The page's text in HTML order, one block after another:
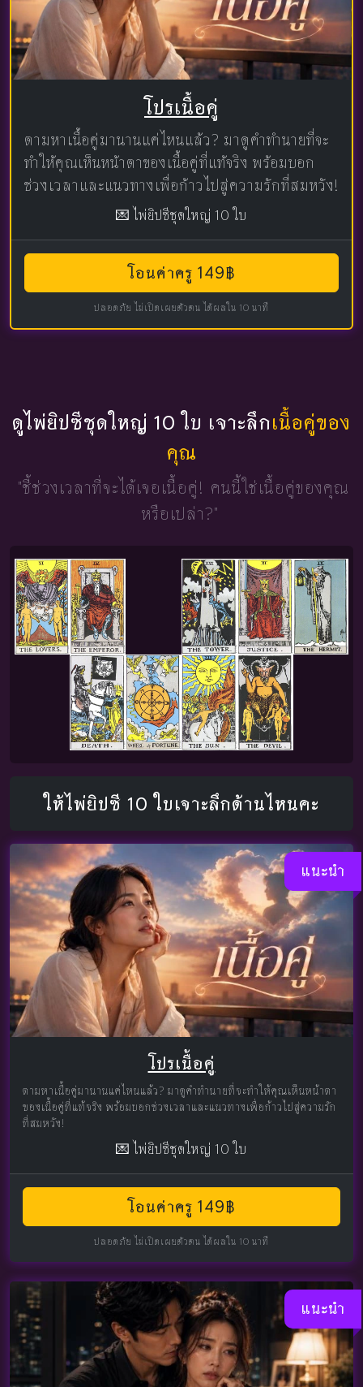
โปรเนื้อคู่
ตามหาเนื้อคู่มานานแค่ไหนแล้ว? มาดูคำทำนายที่จะ
ทำให้คุณเห็นหน้าตาของเนื้อคู่ที่แท้จริง พร้อมบอก
ช่วงเวลาและแนวทางเพื่อก้าวไปสู่ความรักที่สมหวัง!
💌 ไพ่ยิปซีชุดใหญ่ 10 ใบ
โอนค่าครู 149฿
ปลอดภัย ไม่เปิดเผยตัวตน ได้ผลใน 10 นาที
ดูไพ่ยิปซีชุดใหญ่ 10 ใบ เจาะลึกเนื้อคู่ของ
คุณ
"ชี้ช่วงเวลาที่จะได้เจอเนื้อคู่! คนนี้ใช่เนื้อคู่ของคุณ
หรือเปล่า?"
ให้ไพ่ยิปซี 10 ใบเจาะลึกด้านไหนคะ
แนะนำ
โปรเนื้อคู่
ตามหาเนื้อคู่มานานแค่ไหนแล้ว? มาดูคำทำนายที่จะทำให้คุณเห็นหน้าตา
ของเนื้อคู่ที่แท้จริง พร้อมบอกช่วงเวลาและแนวทางเพื่อก้าวไปสู่ความรัก
ที่สมหวัง!
💌 ไพ่ยิปซีชุดใหญ่ 10 ใบ
โอนค่าครู 149฿
ปลอดภัย ไม่เปิดเผยตัวตน ได้ผลใน 10 นาที
แนะนำ